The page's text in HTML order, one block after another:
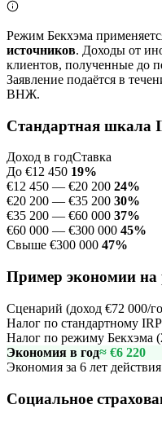
Режим Бекхэма
источников. Доходы от
клиентов, полученные до
Заявление подаётся в
ВНЖ.
Стандартная шкала
Доход в годСтавка
До €12 450 19%
€12 450 — €20 200 24%
€20 200 — €35 200 30%
€35 200 — €60 000 37%
€60 000 — €300 000 45%
Свыше €300 000 47%
Пример экономии на
Сценарий (доход €72 000/
Налог по стандартному
Налог по режиму Бекхэма
Экономия в год≈ €6 220
Экономия за 6 лет
Социальное